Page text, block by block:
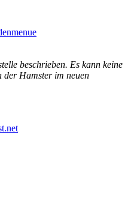
beschrieben. Es kann keine
der Hamster im neuen